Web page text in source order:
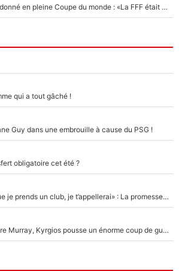
Didier Deschamps abandonné en pleine Coupe du monde : «La FFF était déjà passée à Zinedine Zidane»
qui a tout gâché !
Guy dans une embrouille à cause du PSG !
obligatoire cet été ?
Mercato - OM - «Dès que je prends un club, je t’appellerai» : La promesse de Marcelino au moment de claquer la porte
Victime de racisme contre Murray, Kyrgios pousse un énorme coup de gueule !